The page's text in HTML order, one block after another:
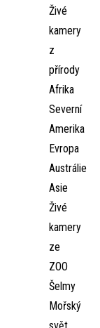
Živé
kamery
z
přírody
Afrika
Severní
Amerika
Evropa
Austrálie
Asie
Živé
kamery
ze
ZOO
Šelmy
Mořský